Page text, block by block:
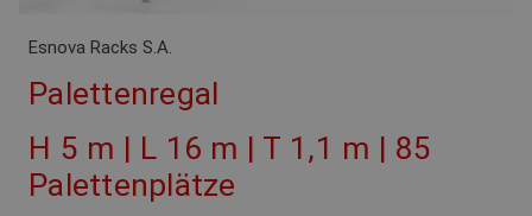
Esnova Racks S.A.
Palettenregal
H 5 m | L 16 m | T 1,1 m | 85
Palettenplätze